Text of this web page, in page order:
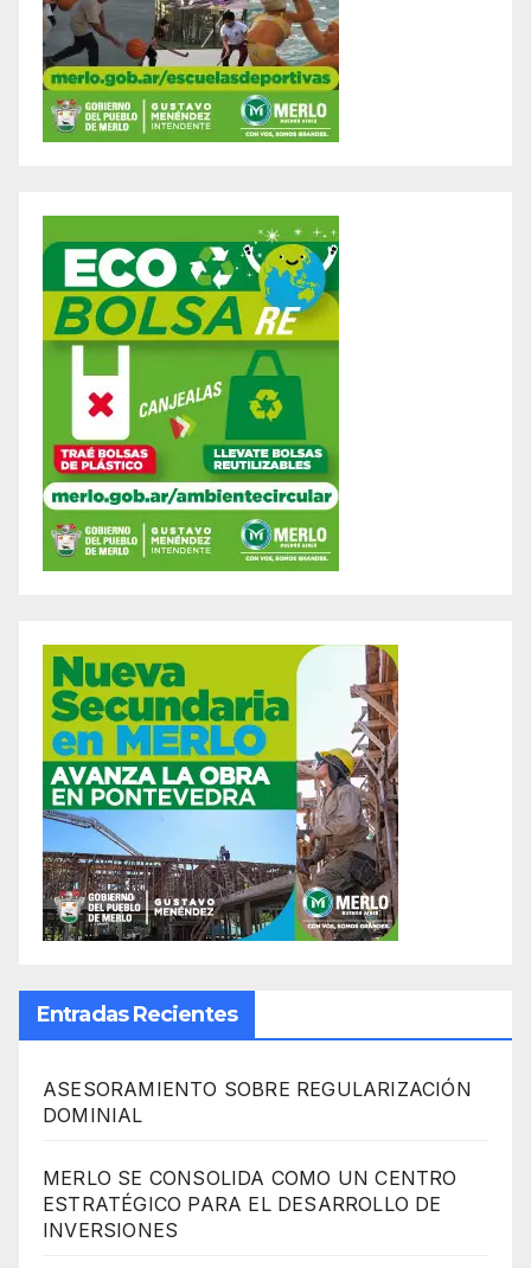
Entradas Recientes
ASESORAMIENTO SOBRE REGULARIZACIÓN
DOMINIAL
MERLO SE CONSOLIDA COMO UN CENTRO
ESTRATÉGICO PARA EL DESARROLLO DE
INVERSIONES